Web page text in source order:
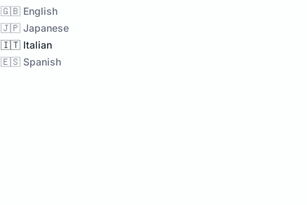
🇬🇧 English
🇯🇵 Japanese
🇮🇹 Italian
🇪🇸 Spanish